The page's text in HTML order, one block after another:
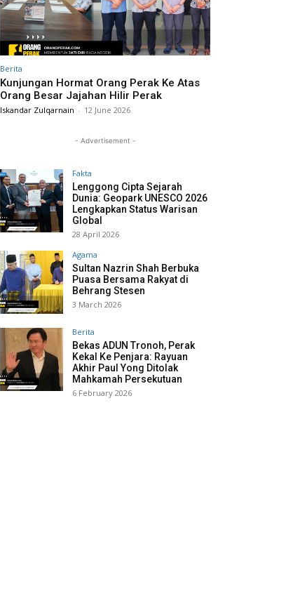
Berita
Kunjungan Hormat Orang Perak Ke Atas
Orang Besar Jajahan Hilir Perak
Iskandar Zulqarnain - 12 June 2026
- Advertisement -
Fakta
Lenggong Cipta Sejarah
Dunia: Geopark UNESCO 2026
Lengkapkan Status Warisan
Global
28 April 2026
Agama
Sultan Nazrin Shah Berbuka
Puasa Bersama Rakyat di
Behrang Stesen
3 March 2026
Berita
Bekas ADUN Tronoh, Perak
Kekal Ke Penjara: Rayuan
Akhir Paul Yong Ditolak
Mahkamah Persekutuan
6 February 2026